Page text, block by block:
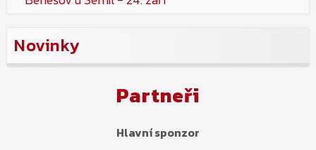
Novinky
Partneři
Hlavní sponzor